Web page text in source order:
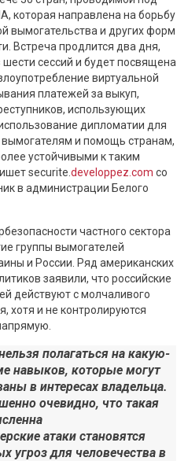
которая направлена на борьбу
вымогательства и других форм
Встреча продлится два дня,
шести сессий и будет посвящена
виртуальной
платежей за выкуп,
использующих
дипломатии для
и помощь странам,
устойчивыми к таким
securite. developpez.com со
в администрации Белого
частного сектора
группы вымогателей
и России. Ряд американских
заявили, что российские
действуют с молчаливого
хотя и не контролируются
полагаться на какую-
навыков, которые могут
в интересах владельца.
очевидно, что такая
атаки становятся
угроз для человечества в